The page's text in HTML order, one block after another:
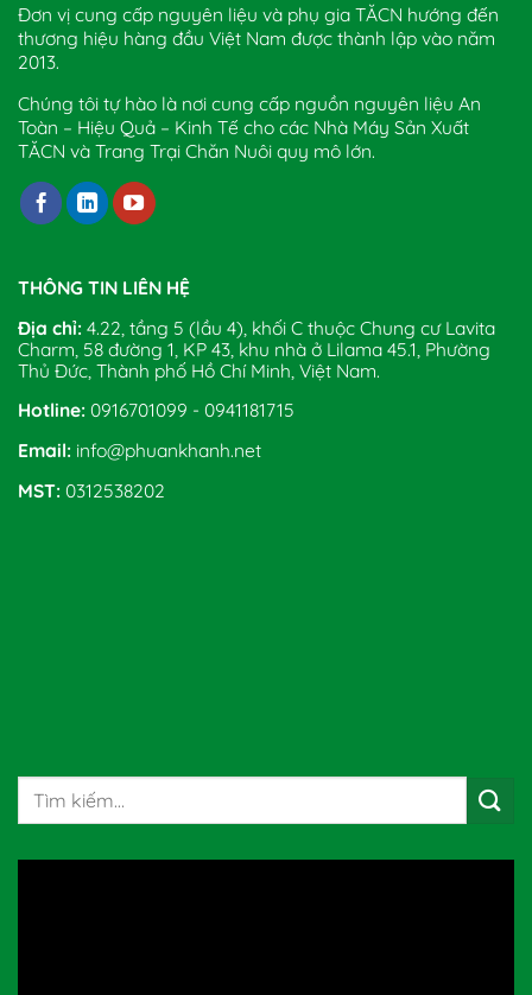
Đơn vị cung cấp nguyên liệu và phụ gia TĂCN hướng đến
thương hiệu hàng đầu Việt Nam được thành lập vào năm
2013.
Chúng tôi tự hào là nơi cung cấp nguồn nguyên liệu An
Toàn – Hiệu Quả – Kinh Tế cho các Nhà Máy Sản Xuất
TĂCN và Trang Trại Chăn Nuôi quy mô lớn.
THÔNG TIN LIÊN HỆ
Địa chỉ: 4.22, tầng 5 (lầu 4), khối C thuộc Chung cư Lavita
Charm, 58 đường 1, KP 43, khu nhà ở Lilama 45.1, Phường
Thủ Đức, Thành phố Hồ Chí Minh, Việt Nam.
Hotline: 0916701099 - 0941181715
Email: info@phuankhanh.net
MST: 0312538202
Tìm